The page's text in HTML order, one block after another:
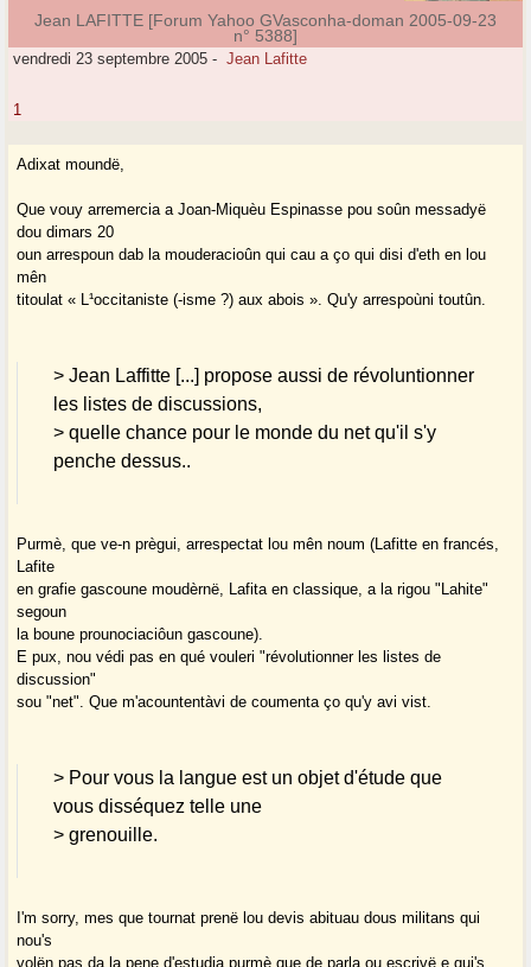
Jean LAFITTE [Forum Yahoo GVasconha-doman 2005-09-23
n° 5388]
vendredi 23 septembre 2005 - Jean Lafitte
1
Adixat moundë,
Que vouy arremercia a Joan-Miquèu Espinasse pou soûn messadyë
dou dimars 20
oun arrespoun dab la mouderacioûn qui cau a ço qui disi d'eth en lou
mên
titoulat « L¹occitaniste (-isme ?) aux abois ». Qu'y arrespoùni toutûn.
> Jean Laffitte [...] propose aussi de révoluntionner
les listes de discussions,
> quelle chance pour le monde du net qu'il s'y
penche dessus..
Purmè, que ve-n prègui, arrespectat lou mên noum (Lafitte en francés,
Lafite
en grafie gascoune moudèrnë, Lafita en classique, a la rigou "Lahite"
segoun
la boune prounociaciôun gascoune).
E pux, nou védi pas en qué vouleri "révolutionner les listes de
discussion"
sou "net". Que m'acountentàvi de coumenta ço qu'y avi vist.
> Pour vous la langue est un objet d'étude que
vous disséquez telle une
> grenouille.
I'm sorry, mes que tournat prenë lou devis abituau dous militans qui
nou's
volën pas da la pene d'estudia purmè que de parla ou escrivë e qui's